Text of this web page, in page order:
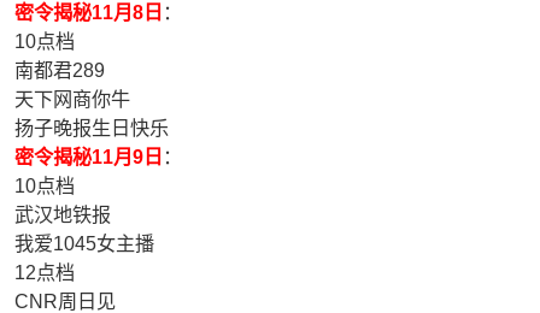
密令揭秘11月8日 ：
10点档
南都君289
天下网商你牛
扬子晚报生日快乐
密令揭秘11月9日 ：
10点档
武汉地铁报
我爱1045女主播
12点档
CNR周日见